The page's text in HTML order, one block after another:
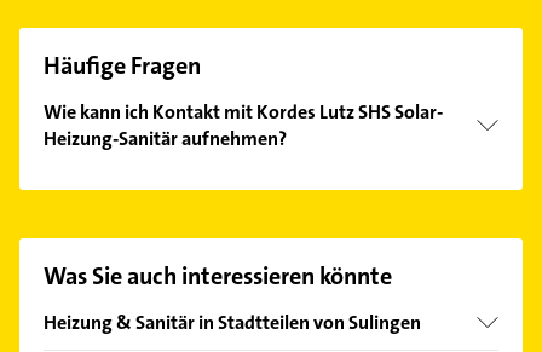
Häufige Fragen
Wie kann ich Kontakt mit Kordes Lutz SHS Solar-
Heizung-Sanitär aufnehmen?
Hier finden Sie alleKontaktdaten
Was Sie auch interessieren könnte
Heizung & Sanitär in Stadtteilen von Sulingen